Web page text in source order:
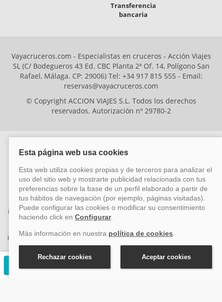
Transferencia
bancaria
Vayacruceros.com - Especialistas en cruceros - Acción Viajes
SL (C/ Bodegueros 43 Ed. CBC Planta 2ª Of. 14, Polígono San
Rafael, Málaga. CP: 29006) Tel: +34 917 815 555 - Email:
reservas@vayacruceros.com
© Copyright ACCION VIAJES S.L. Todos los derechos
reservados. Autorización nº 29780-2
ACCION VIAJES SL ha sido beneficiaria del Fondo Europeo de Desarrollo
Regional (FEDER), cuyo objetivo es mejorar la competitividad de las pymes
mediante el impulso de la innovación, el desarrollo tecnológico, la
investigación de calidad y el uso seguro y fiable del ciberespacio. Gracias a
esta financiación, la empresa ha puesto en marcha un Plan de Acción
promoviendo la innovación y la ciberseguridad. Para ello, ha contado con el
apoyo de los programas Pyme Innova y Pyme Cibersegura de la Cámara
de Comercio de Málaga. #EuropaSeSiente